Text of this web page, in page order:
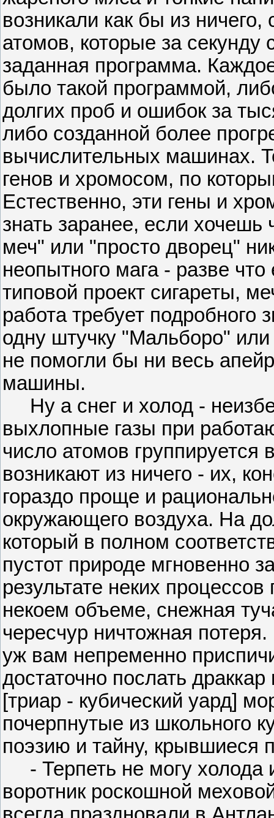
возникали как бы из
атомов, которые за секунду
заданная программа.
было такой программой,
долгих проб и ошибок за
либо созданной более
вычислительных машинах.
генов и хромосом, по
Естественно, эти гены и
знать заранее, если хочешь
меч" или "просто дворец"
неопытного мага - разве
типовой проект сигареты,
работа требует подробного
одну штучку "Мальборо" или
не помогли бы ни весь
машины.
Ну а снег и холод -
выхлопные газы при
число атомов
возникают из ничего - их,
гораздо проще и
окружающего воздуха. На
который в полном
пустот природе мгновенно
результате неких
некоем объеме, снежная
чересчур ничтожная
уж вам непременно
достаточно послать
[триар - кубический уард]
почерпнутые из школьного
поэзию и тайну, крывшиеся
- Терпеть не могу холода
воротник роскошной